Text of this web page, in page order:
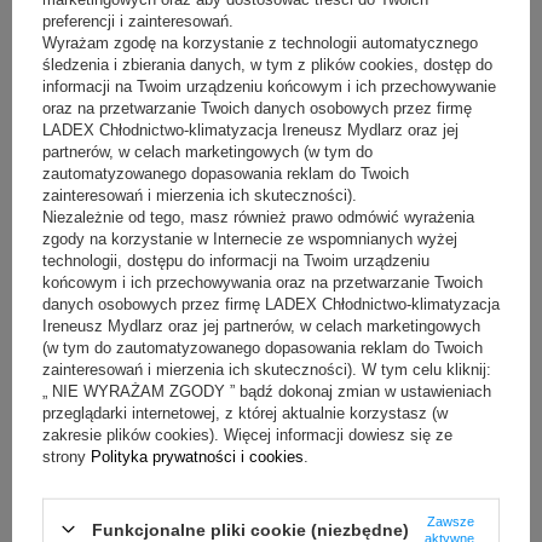
Kawiarnia po poznańsku - wywiad z Lavenda Cafe
BĄDŹ NA BIEŻĄCO I ZAPISZ SIĘ DO NASZEGO
NEWSLETTERA
Twoje imię
Twój e-mail
ZAPISZ SIĘ
Chcę otrzymywać E-mail Newsletter. Wyrażam zgodę na
przetwarzanie moich danych osobowych do celów
marketingowych zgodnie zpolityką prywatności
Kup online schładzarkę na odpady mięsne do
preferencji i zainteresowań.
Wyrażam zgodę na korzystanie z technologii automatycznego
śledzenia i zbierania danych, w tym z plików cookies, dostęp do
informacji na Twoim urządzeniu końcowym i ich przechowywanie
oraz na przetwarzanie Twoich danych osobowych przez firmę
LADEX Chłodnictwo-klimatyzacja Ireneusz Mydlarz oraz jej
partnerów, w celach marketingowych (w tym do
zautomatyzowanego dopasowania reklam do Twoich
zainteresowań i mierzenia ich skuteczności).
Niezależnie od tego, masz również prawo odmówić wyrażenia
zgody na korzystanie w Internecie ze wspomnianych wyżej
technologii, dostępu do informacji na Twoim urządzeniu
końcowym i ich przechowywania oraz na przetwarzanie Twoich
danych osobowych przez firmę LADEX Chłodnictwo-klimatyzacja
Ireneusz Mydlarz oraz jej partnerów, w celach marketingowych
(w tym do zautomatyzowanego dopasowania reklam do Twoich
zainteresowań i mierzenia ich skuteczności). W tym celu kliknij:
„ NIE WYRAŻAM ZGODY ” bądź dokonaj zmian w ustawieniach
przeglądarki internetowej, z której aktualnie korzystasz (w
zakresie plików cookies). Więcej informacji dowiesz się ze
strony Polityka prywatności i cookies
Funkcjonalne pliki cookie (niezbędne)
Zawsze
aktywne